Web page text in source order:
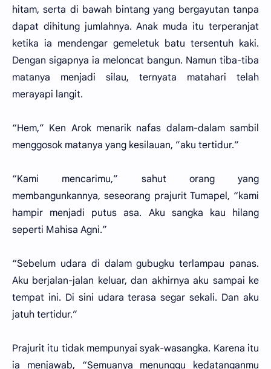
hitam, serta di bawah bintang yang bergayutan tanpa
dapat dihitung jumlahnya. Anak muda itu terperanjat
ketika ia mendengar gemeletuk batu tersentuh kaki.
Dengan sigapnya ia meloncat bangun. Namun tiba-tiba
matanya menjadi silau, ternyata matahari telah
merayapi langit.
“Hem,” Ken Arok menarik nafas dalam-dalam sambil
menggosok matanya yang kesilauan, ”aku tertidur.”
“Kami mencarimu,” sahut orang yang
membangunkannya, seseorang prajurit Tumapel, “kami
hampir menjadi putus asa. Aku sangka kau hilang
seperti Mahisa Agni.”
“Sebelum udara di dalam gubugku terlampau panas.
Aku berjalan-jalan keluar, dan akhirnya aku sampai ke
tempat ini. Di sini udara terasa segar sekali. Dan aku
jatuh tertidur.”
Prajurit itu tidak mempunyai syak-wasangka. Karena itu
ia menjawab, “Semuanya menunggu kedatanganmu